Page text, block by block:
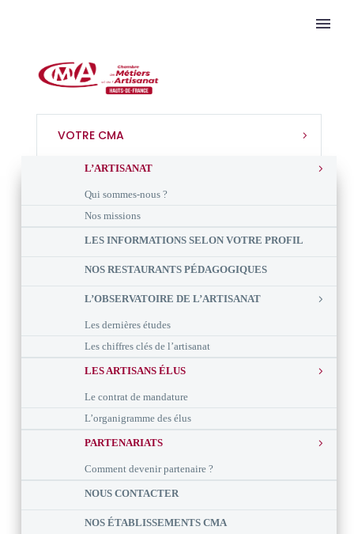
VOTRE CMA
L’ARTISANAT
Qui sommes-nous ?
Nos missions
LES INFORMATIONS SELON VOTRE PROFIL
NOS RESTAURANTS PÉDAGOGIQUES
L’OBSERVATOIRE DE L’ARTISANAT
Les dernières études
Les chiffres clés de l’artisanat
LES ARTISANS ÉLUS
Le contrat de mandature
L’organigramme des élus
PARTENARIATS
Comment devenir partenaire ?
NOUS CONTACTER
NOS ÉTABLISSEMENTS CMA